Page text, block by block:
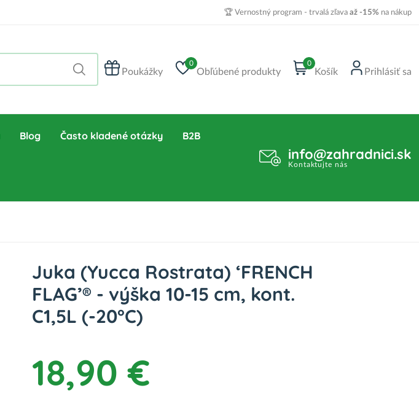
🏆 Vernostný program - trvalá zľava až -15% na nákup
Poukážky
0
Obľúbené produkty
0
Košík Prihlásiť sa
Blog Často kladené otázky B2B
info@zahradnici.sk
Kontaktujte nás
Juka (Yucca Rostrata) ‘FRENCH
FLAG’® - výška 10-15 cm, kont.
C1,5L (-20°C)
18,90 €